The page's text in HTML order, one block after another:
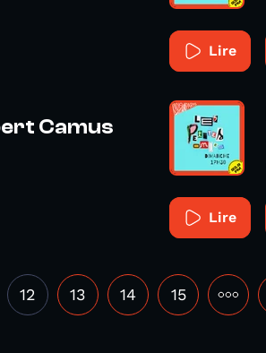
Lire
Camus
Lire
12 13 14 15 •••